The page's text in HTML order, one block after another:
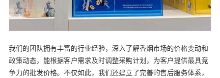
我们的团队拥有丰富的行业经验，深入了解香烟市场的价格变动和
政策动态，能根据客户需求及时调整采购计划，为客户提供最具竞
争力的批发价格。不仅如此，我们还建立了完善的售后服务体系，